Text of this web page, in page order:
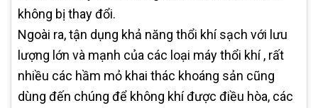
không bị thay đổi.
Ngoài ra, tận dụng khả năng thổi khí sạch với lưu
lượng lớn và mạnh của các loại máy thổi khí , rất
nhiều các hầm mỏ khai thác khoáng sản cũng
dùng đến chúng để không khí được điều hòa, các